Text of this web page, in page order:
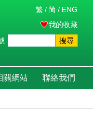
繁 / 简 / ENG
我的收藏
搜尋
關網站 聯絡我們